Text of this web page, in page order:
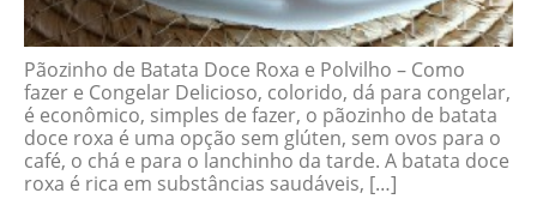
Pãozinho de Batata Doce Roxa e Polvilho – Como
fazer e Congelar Delicioso, colorido, dá para congelar,
é econômico, simples de fazer, o pãozinho de batata
doce roxa é uma opção sem glúten, sem ovos para o
café, o chá e para o lanchinho da tarde. A batata doce
roxa é rica em substâncias saudáveis, […]